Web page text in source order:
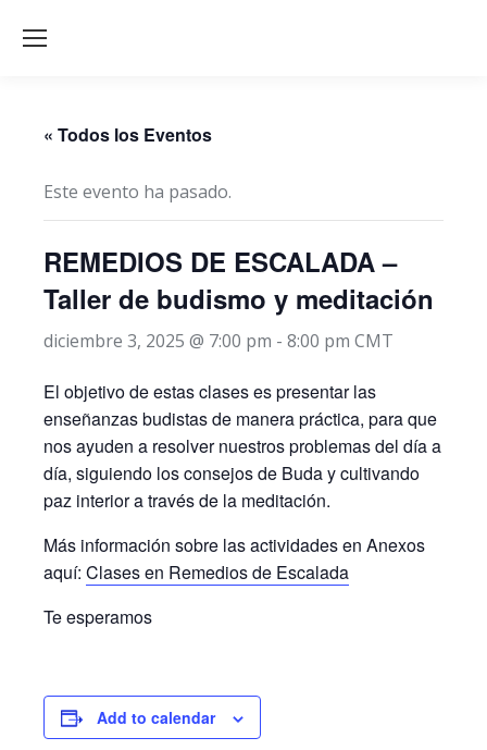
« Todos los Eventos
Este evento ha pasado.
REMEDIOS DE ESCALADA –
Taller de budismo y meditación
diciembre 3, 2025 @ 7:00 pm - 8:00 pm CMT
El objetivo de estas clases es presentar las
enseñanzas budistas de manera práctica, para que
nos ayuden a resolver nuestros problemas del día a
día, siguiendo los consejos de Buda y cultivando
paz interior a través de la meditación.
Más información sobre las actividades en Anexos
aquí: Clases en Remedios de Escalada
Te esperamos
Add to calendar